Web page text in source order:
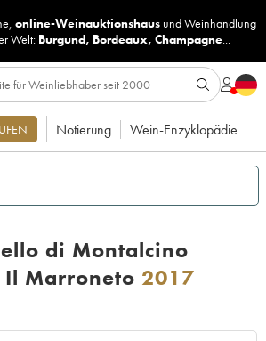
online-Weinauktionshaus undWeinhandlung
Welt: Burgund, Bordeaux, Champagne...
Notierung Wein-Enzyklopädie
di Montalcino
Il Marroneto 2017